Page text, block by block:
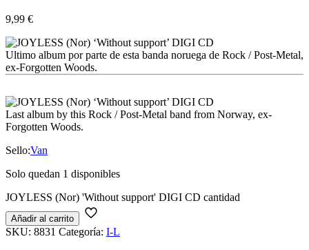
9,99 €
Ultimo album por parte de esta banda noruega de Rock / Post-Metal,
ex-Forgotten Woods.
Last album by this Rock / Post-Metal band from Norway, ex-
Forgotten Woods.
Sello:Van
Solo quedan 1 disponibles
JOYLESS (Nor) 'Without support' DIGI CD cantidad
Añadir al carrito
SKU: 8831 Categoría: I-L